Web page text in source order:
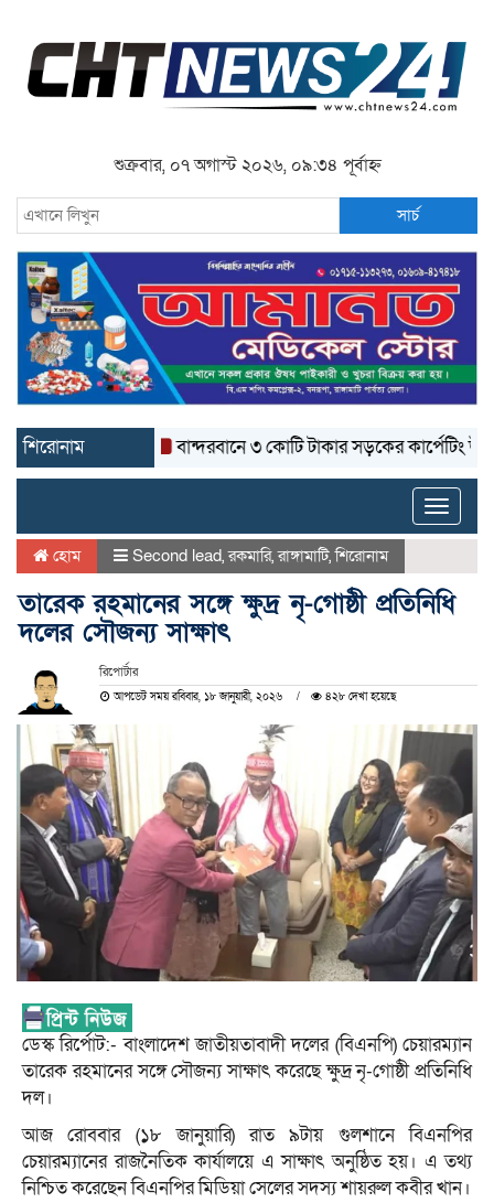
শুক্রবার, ০৭ অগাস্ট ২০২৬, ০৯:৩৪ পূর্বাহ্ন
সার্চ
শিরোনাম বান্দরবানে ৩ কোটি টাকার সড়কের কার্পেটিং উঠে
Toggle
হোম Second lead,রকমারি,রাঙ্গামাটি,শিরোনাম
তারেক রহমানের সঙ্গে ক্ষুদ্র নৃ-গোষ্ঠী প্রতিনিধি
দলের সৌজন্য সাক্ষাৎ
রিপোর্টার
আপডেট সময় রবিবার, ১৮ জানুয়ারী, ২০২৬ ৪২৮ দেখা হয়েছে
ডেস্ক রির্পোট:- বাংলাদেশ জাতীয়তাবাদী দলের (বিএনপি) চেয়ারম্যান
তারেক রহমানের সঙ্গে সৌজন্য সাক্ষাৎ করেছে ক্ষুদ্র নৃ-গোষ্ঠী প্রতিনিধি
দল।
আজ রোববার (১৮ জানুয়ারি) রাত ৯টায় গুলশানে বিএনপির
চেয়ারম্যানের রাজনৈতিক কার্যালয়ে এ সাক্ষাৎ অনুষ্ঠিত হয়। এ তথ্য
নিশ্চিত করেছেন বিএনপির মিডিয়া সেলের সদস্য শায়রুল কবীর খান।